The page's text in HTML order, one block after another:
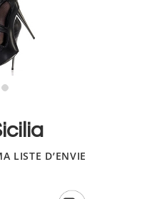
LISTE D’ENVIE